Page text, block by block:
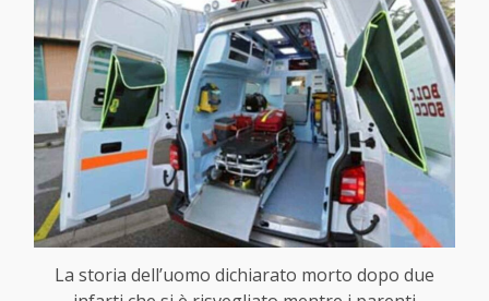
La storia dell’uomo dichiarato morto dopo due